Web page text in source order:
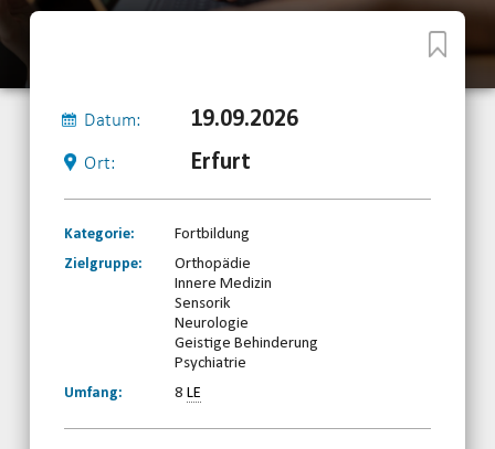
Datum: 19.09.2026
Ort: Erfurt
Kategorie:
Fortbildung
Zielgruppe:
Orthopädie
Innere Medizin
Sensorik
Neurologie
Geistige Behinderung
Psychiatrie
Umfang:
8LE